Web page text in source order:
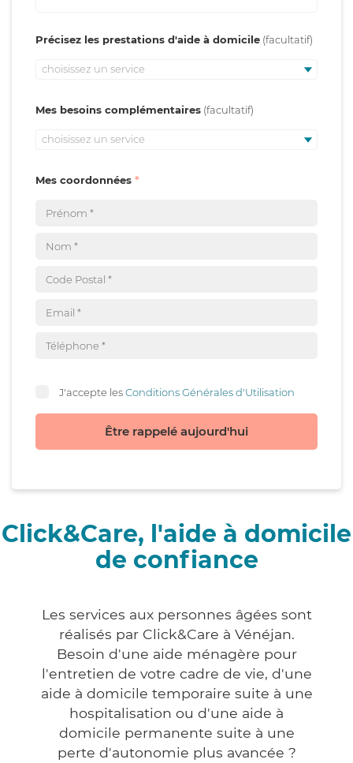
Précisez les prestations d'aide à domicile
choisissez un service
Mes besoins complémentaires
choisissez un service
Mes coordonnées
J'accepte lesConditions Générales d'Utilisation
Être rappelé aujourd'hui
Click&Care, l'aide à domicile
de confiance
Les services aux personnes âgées sont
réalisés par Click&Care à Vénéjan.
Besoin d'une aide ménagère pour
l'entretien de votre cadre de vie, d'une
aide à domicile temporaire suite à une
hospitalisation ou d'une aide à
domicile permanente suite à une
perte d'autonomie plus avancée ?